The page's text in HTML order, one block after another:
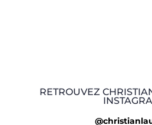
RETROUVEZ